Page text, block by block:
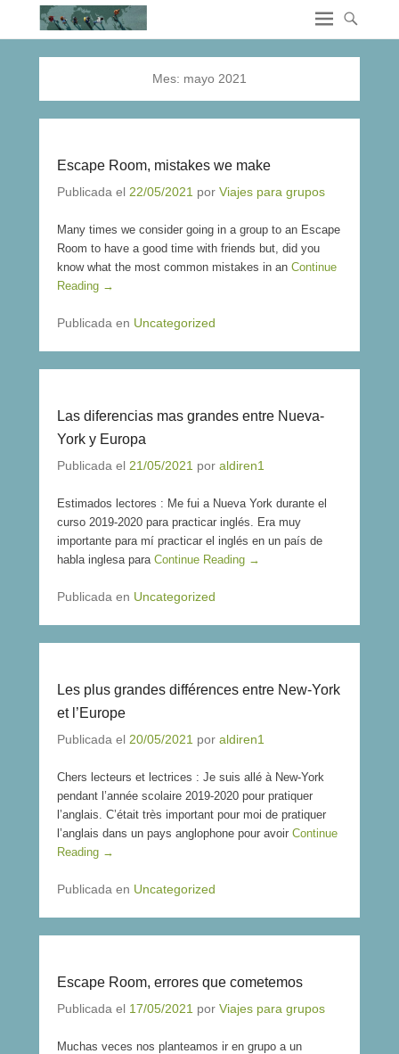
Mes: mayo 2021
Escape Room, mistakes we make
Publicada el 22/05/2021 por Viajes para grupos
Many times we consider going in a group to an Escape
Room to have a good time with friends but, did you
know what the most common mistakes in an Continue
Reading →
Publicada en Uncategorized
Las diferencias mas grandes entre Nueva-
York y Europa
Publicada el 21/05/2021 por aldiren1
Estimados lectores : Me fui a Nueva York durante el
curso 2019-2020 para practicar inglés. Era muy
importante para mí practicar el inglés en un país de
habla inglesa para Continue Reading →
Publicada en Uncategorized
Les plus grandes différences entre New-York
et l’Europe
Publicada el 20/05/2021 por aldiren1
Chers lecteurs et lectrices : Je suis allé à New-York
pendant l’année scolaire 2019-2020 pour pratiquer
l’anglais. C’était très important pour moi de pratiquer
l’anglais dans un pays anglophone pour avoir Continue
Reading →
Publicada en Uncategorized
Escape Room, errores que cometemos
Publicada el 17/05/2021 por Viajes para grupos
Muchas veces nos planteamos ir en grupo a un